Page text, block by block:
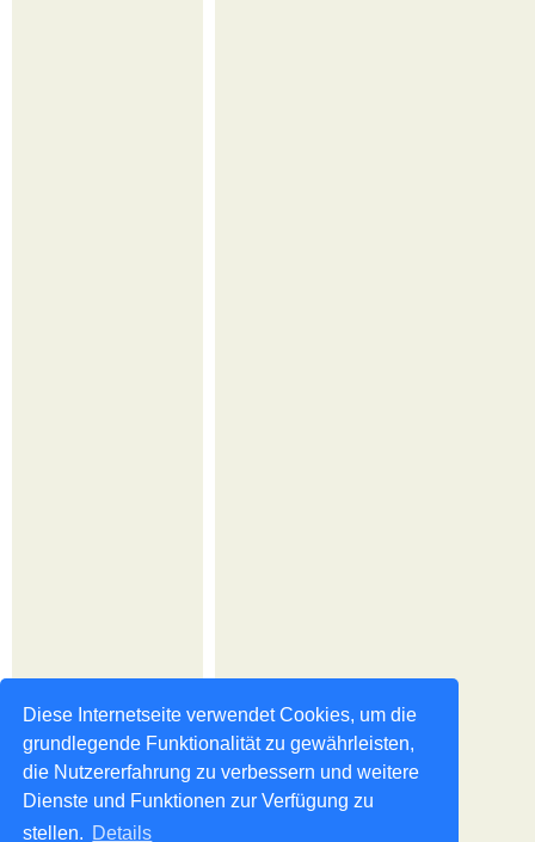
Diese Internetseite verwendet Cookies, um die
grundlegende Funktionalität zu gewährleisten,
die Nutzererfahrung zu verbessern und weitere
Dienste und Funktionen zur Verfügung zu
stellen. Details